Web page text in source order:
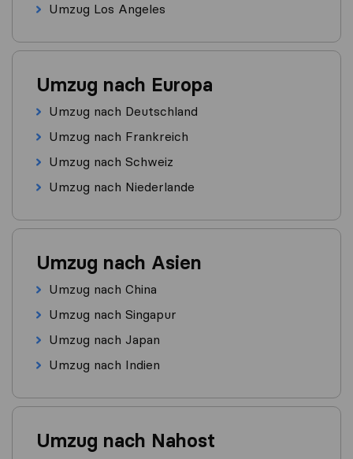
Umzug Los Angeles
Umzug nach Europa
Umzug nach Deutschland
Umzug nach Frankreich
Umzug nach Schweiz
Umzug nach Niederlande
Umzug nach Asien
Umzug nach China
Umzug nach Singapur
Umzug nach Japan
Umzug nach Indien
Umzug nach Nahost